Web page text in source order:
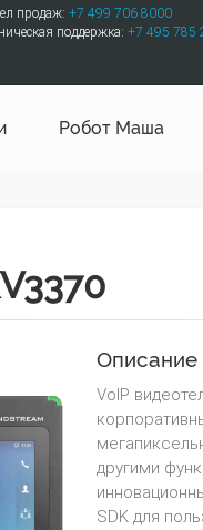
продаж: +7 499 706 8000
поддержка: +7 495 785
Робот Маша
Описание
VoIP
другими
SDK для